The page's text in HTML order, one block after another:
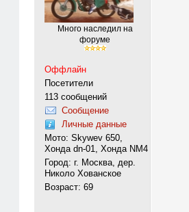
Много наследил на
форуме
Оффлайн
Посетители
113 сообщений
Сообщение
Личные данные
Мото: Skywev 650,
Хонда dn-01, Хонда NM4
Город: г. Москва, дер.
Николо Хованское
Возраст: 69